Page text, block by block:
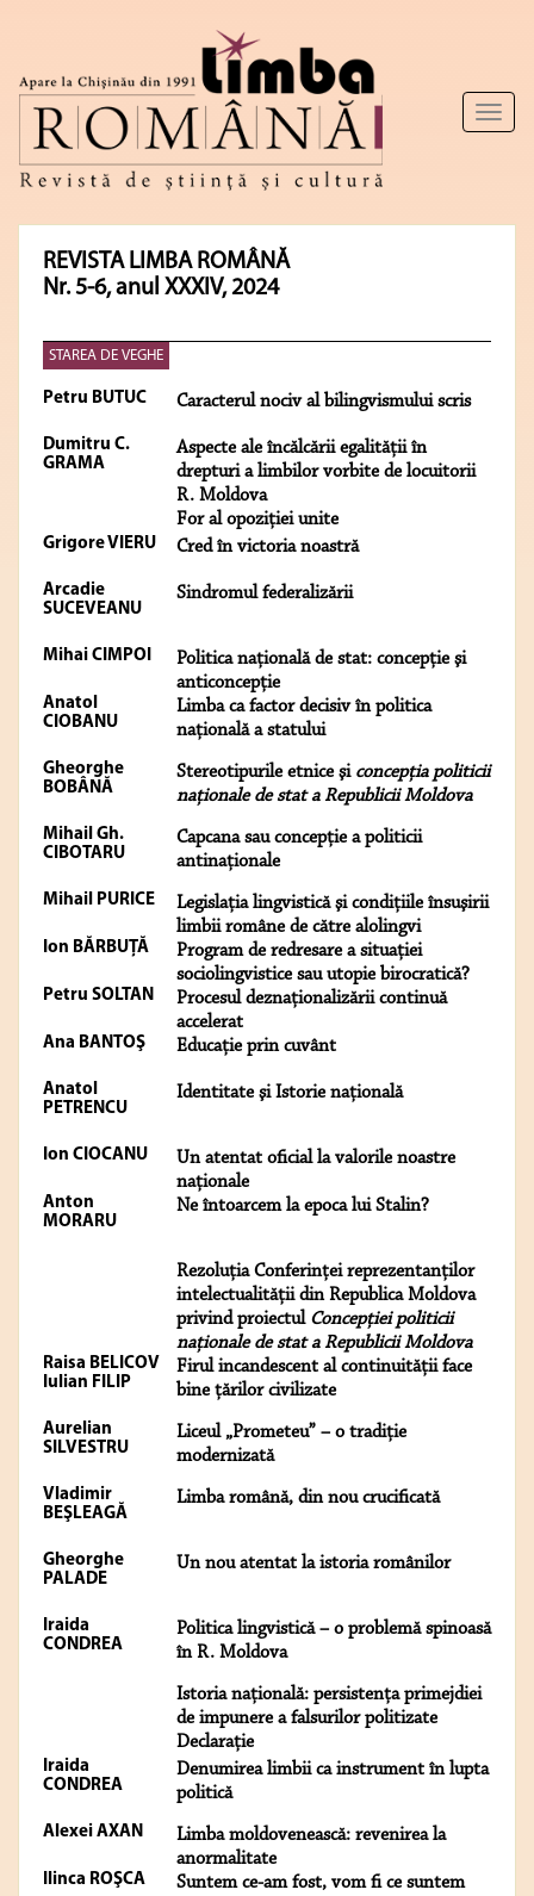
Toggle
REVISTA LIMBA ROMÂNĂ
Nr. 5-6, anul XXXIV, 2024
STAREA DE VEGHE
Petru BUTUC Caracterul nociv al bilingvismului scris
Dumitru C.
GRAMA
Aspecte ale încălcării egalităţii în
drepturi a limbilor vorbite de locuitorii
R. Moldova
For al opoziţiei unite
Grigore VIERU Cred în victoria noastră
Arcadie
SUCEVEANU
Sindromul federalizării
Mihai CIMPOI
Politica naţională de stat: concepţie şi
anticoncepţie
Anatol
CIOBANU
Limba ca factor decisiv în politica
naţională a statului
Gheorghe
BOBÂNĂ
Stereotipurile etnice şi concepţia politicii
naţionale de stat a Republicii Moldova
Mihail Gh.
CIBOTARU
Capcana sau concepţie a politicii
antinaţionale
Mihail PURICE
Legislaţia lingvistică şi condiţiile însuşirii
limbii române de către alolingvi
Ion BĂRBUŢĂ
Program de redresare a situaţiei
sociolingvistice sau utopie birocratică?
Petru SOLTAN
Procesul deznaţionalizării continuă
accelerat
Ana BANTOŞ Educaţie prin cuvânt
Anatol
PETRENCU
Identitate şi Istorie naţională
Ion CIOCANU
Un atentat oficial la valorile noastre
naţionale
Anton
MORARU
Ne întoarcem la epoca lui Stalin?
Rezoluţia Conferinţei reprezentanţilor
intelectualităţii din Republica Moldova
privind proiectul Concepţiei politicii
naţionale de stat a Republicii Moldova
Raisa BELICOV
Iulian FILIP
Firul incandescent al continuităţii face
bine ţărilor civilizate
Aurelian
SILVESTRU
Liceul „Prometeu” – o tradiţie
modernizată
Vladimir
BEŞLEAGĂ
Limba română, din nou crucificată
Gheorghe
PALADE
Un nou atentat la istoria românilor
Iraida
CONDREA
Politica lingvistică – o problemă spinoasă
în R. Moldova
Istoria naţională: persistenţa primejdiei
de impunere a falsurilor politizate
Declaraţie
Iraida
CONDREA
Denumirea limbii ca instrument în lupta
politică
Alexei AXAN
Limba moldovenească: revenirea la
anormalitate
Ilinca ROŞCA Suntem ce-am fost, vom fi ce suntem